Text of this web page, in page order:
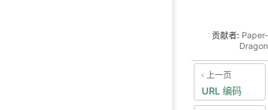
贡献者: Paper-
Dragon
上一页
URL 编码